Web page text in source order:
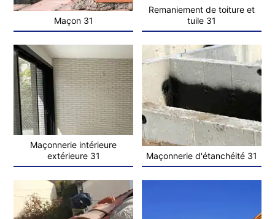
Maçon 31
Remaniement de toiture et
tuile 31
Maçonnerie intérieure
extérieure 31
Maçonnerie d'étanchéité 31